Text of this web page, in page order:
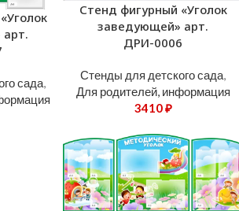
Стенд фигурный «Уголок
заведующей» арт.
ДРИ-0006
Стенды для детского сада
Для родителей, информация
3410₽
сада,